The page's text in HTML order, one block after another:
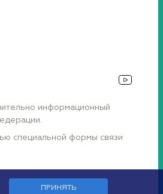
информационный
специальной формы связи
ПРИНЯТЬ